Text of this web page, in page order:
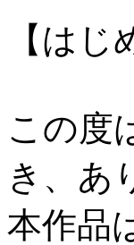
【はじ
この度
き、あ
本作品